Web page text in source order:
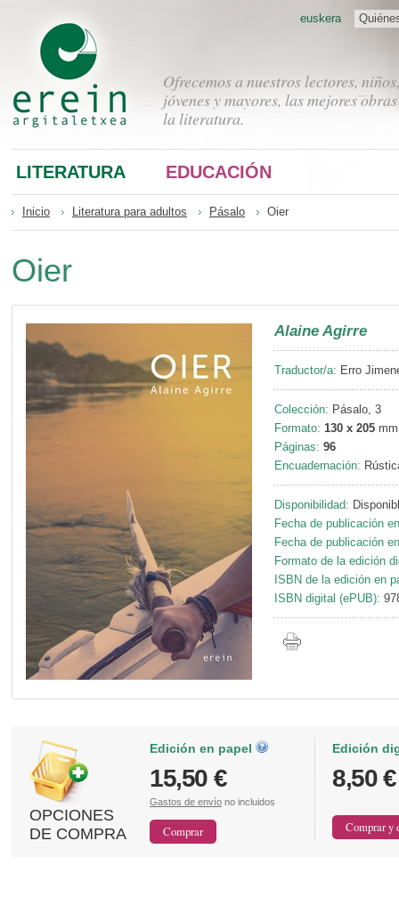
Ofrecemos a nuestros lectores, niños,
jóvenes y mayores, las mejores
la literatura.
euskera
LITERATURA EDUCACIÓN
Inicio Literatura para adultos Pásalo Oier
Oier
Alaine Agirre
Traductor/a: Erro
Colección: Pásalo, 3
Formato: 130 x 205 mm
Páginas: 96
Encuadernación:
Disponibilidad:
Fecha de publicación
Fecha de publicación
Formato de la edición
ISBN de la edición en
ISBN digital (ePUB):
OPCIONES
DE COMPRA
Edición en papel
15,50 €
Gastos de envío no incluidos
Edición
8,50 €